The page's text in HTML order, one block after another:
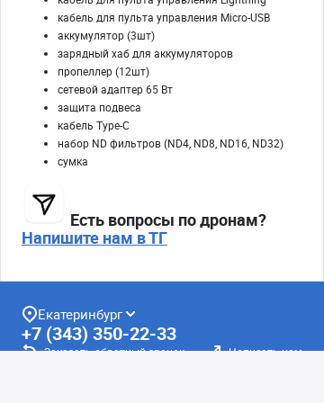
кабель для пульта управления Micro-USB
аккумулятор (3шт)
зарядный хаб для аккумуляторов
пропеллер (12шт)
сетевой адаптер 65 Вт
защита подвеса
кабель Type-C
набор ND фильтров (ND4, ND8, ND16, ND32)
сумка
Есть вопросы по дронам?
Напишите нам в ТГ
Екатеринбург
+7 (343) 350-22-33
Заказать обратный звонок Написать нам